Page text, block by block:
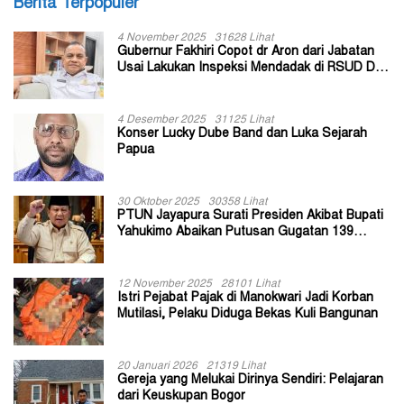
Berita Terpopuler
4 November 2025 31628 Lihat
Gubernur Fakhiri Copot dr Aron dari Jabatan
Usai Lakukan Inspeksi Mendadak di RSUD Dok
4 Desember 2025 31125 Lihat
Konser Lucky Dube Band dan Luka Sejarah
Papua
30 Oktober 2025 30358 Lihat
PTUN Jayapura Surati Presiden Akibat Bupati
Yahukimo Abaikan Putusan Gugatan 139
12 November 2025 28101 Lihat
Istri Pejabat Pajak di Manokwari Jadi Korban
Mutilasi, Pelaku Diduga Bekas Kuli Bangunan
20 Januari 2026 21319 Lihat
Gereja yang Melukai Dirinya Sendiri: Pelajaran
dari Keuskupan Bogor